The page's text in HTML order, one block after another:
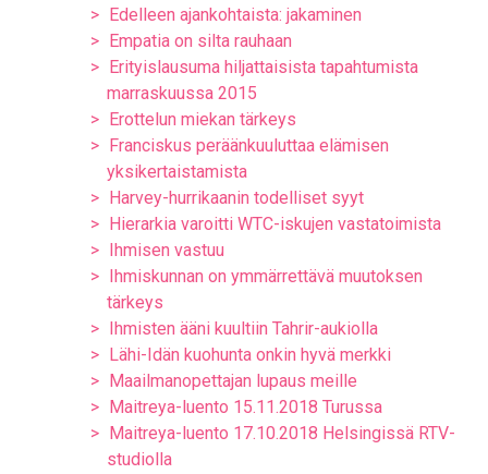
Edelleen ajankohtaista: jakaminen
Empatia on silta rauhaan
Erityislausuma hiljattaisista tapahtumista
marraskuussa 2015
Erottelun miekan tärkeys
Franciskus peräänkuuluttaa elämisen
yksikertaistamista
Harvey-hurrikaanin todelliset syyt
Hierarkia varoitti WTC-iskujen vastatoimista
Ihmisen vastuu
Ihmiskunnan on ymmärrettävä muutoksen
tärkeys
Ihmisten ääni kuultiin Tahrir-aukiolla
Lähi-Idän kuohunta onkin hyvä merkki
Maailmanopettajan lupaus meille
Maitreya-luento 15.11.2018 Turussa
Maitreya-luento 17.10.2018 Helsingissä RTV-
studiolla